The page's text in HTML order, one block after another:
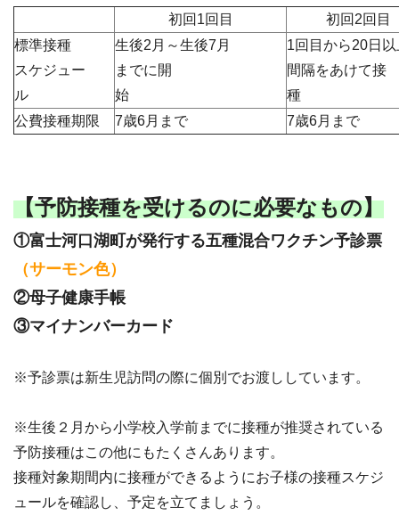
初回1回目
初回2回目
標準接種
スケジュー
ル
生後2月～生後7月
までに開
始
1回目から20日
間隔をあけて接
公費接種期限
7歳6月まで 7歳6月まで
【予防接種を受けるのに必要なもの】
①富士河口湖町が発行する五種混合ワクチン予診票
（サーモン色）
②母子健康手帳
③マイナンバーカード
※予診票は新生児訪問の際に個別でお渡ししています。
※生後２月から小学校入学前までに接種が推奨されている
予防接種はこの他にもたくさんあります。
接種対象期間内に接種ができるようにお子様の接種スケジ
ュールを確認し、予定を立てましょう。